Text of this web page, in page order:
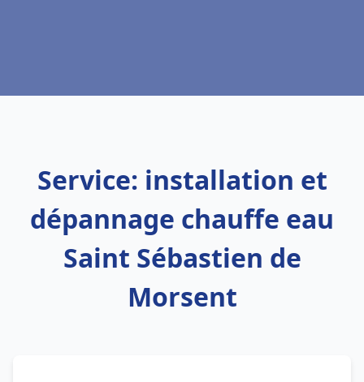
Service: installation et
dépannage chauffe eau
Saint Sébastien de
Morsent